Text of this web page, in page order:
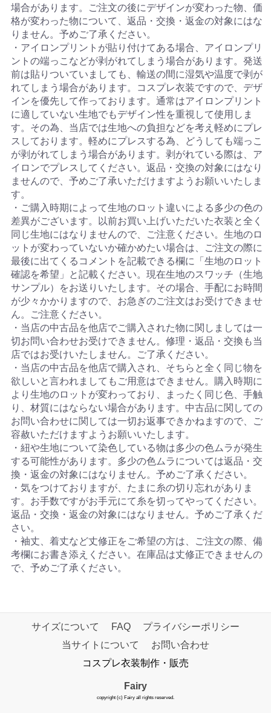
場合があります。ご注文の後にデザインが変わった物、価
格が変わった物について、返品・交換・返金の対象にはな
りません。予めご了承ください。
・アイロンプリントが貼り付けてある場合、アイロンプリ
ントの端っこなどが剥がれてしまう場合があります。発送
前は貼りついていましても、輸送の間に湿気や温度で剥が
れてしまう場合があります。コスプレ衣装ですので、デザ
インを優先して作っております。通常はアイロンプリント
に適していない生地でもデザイン性を重視して使用しま
す。その為、当店では生地への負担などを考え軽めにプレ
スしております。軽めにプレスする為、どうしても端っこ
が剥がれてしまう場合があります。剥がれている際は、ア
イロンでプレスしてください。返品・交換の対象にはなり
ませんので、予めご了承いただけますようお願いいたしま
す。
・ご購入時期によって生地のロット違いによる多少の色の
差異がございます。以前お買い上げいただいた衣装と全く
同じ生地にはなりませんので、ご注意ください。生地のロ
ットが変わっていないか確かめたい場合は、ご注文の際に
最後に出てくるコメントを記載できる欄に「生地のロット
確認を希望」と記載ください。現在生地のスワッチ（生地
サンプル）をお送りいたします。その場合、手配にお時間
が少々かかりますので、お急ぎのご注文はお受けできませ
ん。ご注意ください。
・当店の中古品を他店でご購入された物に関しましては一
切お問い合わせお受けできません。修理・返品・交換も当
店ではお受けいたしません。ご了承ください。
・当店の中古品を他店で購入され、そちらと全く同じ物を
欲しいと言われましてもご用意はできません。購入時期に
より生地のロットが変わっており、まったく同じ色、手触
り、材質にはならない場合があります。中古品に関しての
お問い合わせに関しては一切お返事できかねますので、ご
容赦いただけますようお願いいたします。
・紐や生地について染色している物は多少の色ムラが発生
する可能性があります。多少の色ムラについては返品・交
換・返金の対象にはなりません。予めご了承ください。
・気をつけておりますが、たまに糸の切り忘れがありま
す。お手数ですがお手元にて糸を切ってやってください。
返品・交換・返金の対象にはなりません。予めご了承くだ
さい。
・袖丈、着丈など丈修正をご希望の方は、ご注文の際、備
考欄にお書き添えください。在庫品は丈修正できませんの
で、予めご了承ください。
サイズについて FAQ
プライバシーポリシー
当サイトについて
お問い合わせ
コスプレ衣装制作・販売
Fairy
copyright (c) Fairy all rights reserved.